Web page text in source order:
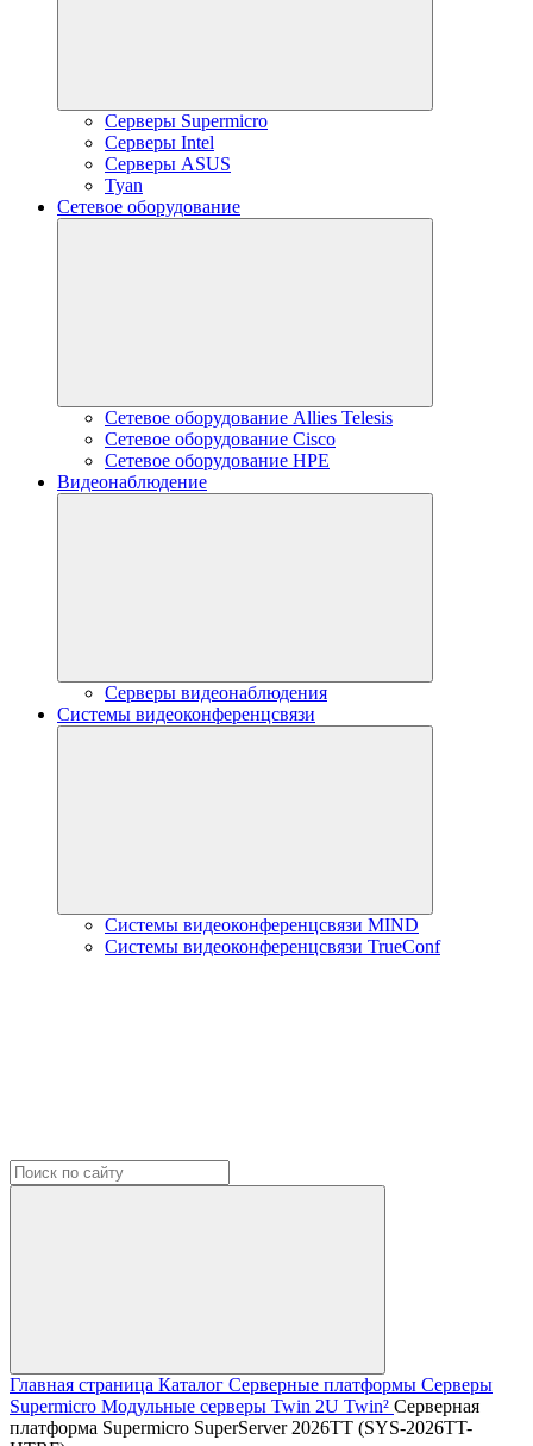
Серверы Supermicro
Серверы Intel
Серверы ASUS
Tyan
Сетевое оборудование
Сетевое оборудование Allies Telesis
Сетевое оборудование Cisco
Сетевое оборудование HPE
Видеонаблюдение
Серверы видеонаблюдения
Системы видеоконференцсвязи
Системы видеоконференцсвязи MIND
Системы видеоконференцсвязи TrueConf
Главная страница Каталог Серверные платформы Серверы
Supermicro Модульные серверы Twin 2U Twin² Серверная
платформа Supermicro SuperServer 2026TT (SYS-2026TT-